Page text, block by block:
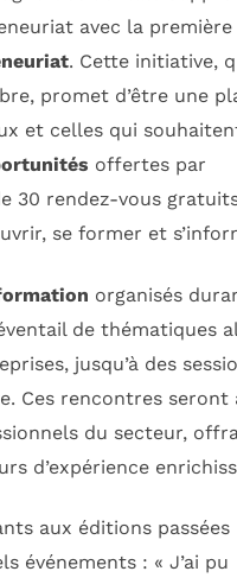
avec la
. Cette initiative,
promet d’être une
et celles qui
offertes par
30 rendez-vous
se former et
organisés
de thématiques
jusqu’à des
Ces rencontres seront
du secteur,
d’expérience
aux éditions passées
événements : « J’ai pu